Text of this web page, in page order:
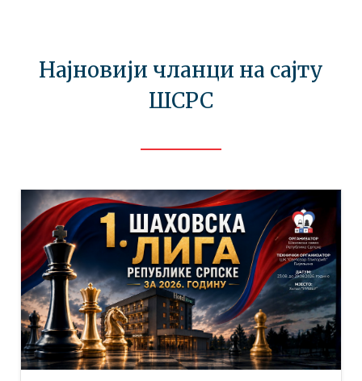
Најновији чланци на сајту
ШСРС